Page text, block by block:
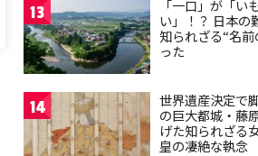
13
「一口」が「い
い」！？ 日本の
知られざる“名
った
14
世界遺産決定で
の巨大都城・藤
げた知られざる
皇の凄絶な執念